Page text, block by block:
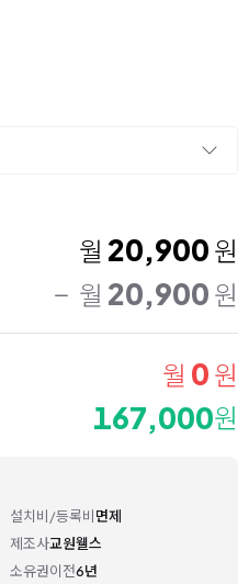
월 20,900 원
월 20,900 원
월 0 원
167,000원
설치비/등록비면제
제조사교원웰스
소유권이전6년